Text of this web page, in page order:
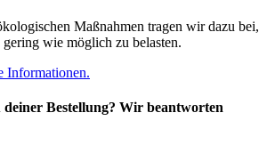
Maßnahmen tragen wir dazu bei,
wie möglich zu belasten.
Informationen.
Bestellung? Wir beantworten